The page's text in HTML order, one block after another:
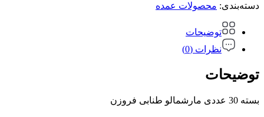
دسته‌بندی: محصولات عمده
توضیحات
نظرات (0)
توضیحات
بسته 30 عددی مارشمالو طنابی فروزن